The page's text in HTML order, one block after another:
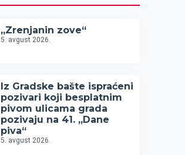
„Zrenjanin zove“
5. avgust 2026.
Iz Gradske bašte ispraćeni
pozivari koji besplatnim
pivom ulicama grada
pozivaju na 41. „Dane
piva“
5. avgust 2026.